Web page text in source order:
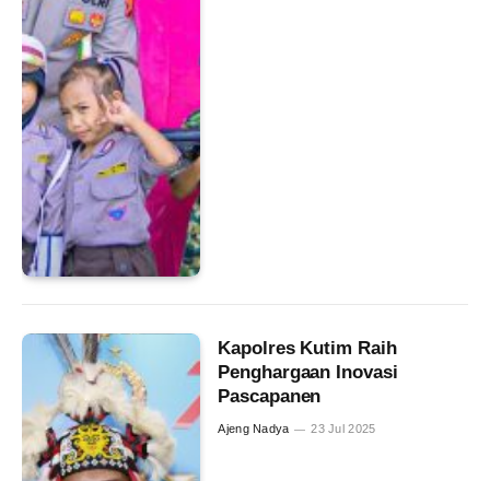
Kapolres Kutim Raih
Penghargaan Inovasi
Pascapanen
Ajeng Nadya 23 Jul 2025